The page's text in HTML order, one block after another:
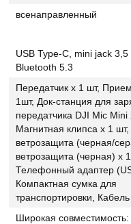
всенаправленный
USB Type-C, mini jack 3,5
Bluetooth 5.3
Передатчик х 1 шт,
1шт, Док-станция для
передатчика DJI Mic Mini
Магнитная клипса х 1 шт,
ветрозащита (черная/
ветрозащита (черная) х
Телефонный адаптер
Компактная сумка для
транспортировки,
Широкая совместимость: